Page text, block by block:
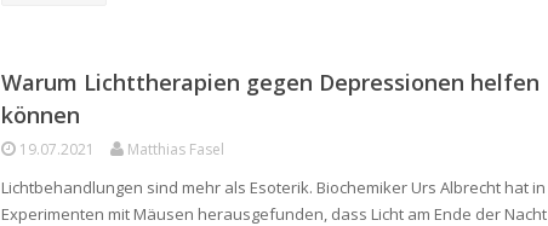
Warum Lichttherapien gegen Depressionen helfen
können
19.07.2021 Matthias Fasel
Lichtbehandlungen sind mehr als Esoterik. Biochemiker Urs Albrecht hat in
Experimenten mit Mäusen herausgefunden, dass Licht am Ende der Nacht